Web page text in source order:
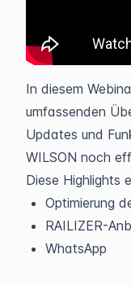
In diesem
umfassenden
Updates und
WILSON noch
Diese Highlights
Optimierung
RAILIZER-
WhatsApp